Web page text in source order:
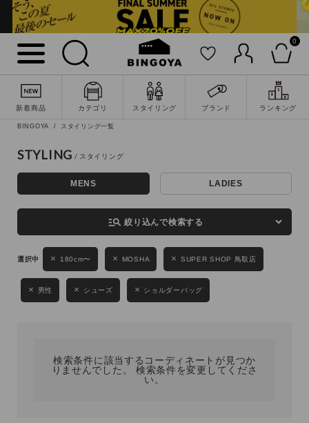
0
新着商品 カテゴリ スタイリング ブランド ランキング
詳細検索
キーワード
性別
MENS LADIES KIDS
BINGOYA スタイリング一覧
STYLING
MENS LADIES
manage_search 絞り込んで検索する
180cm〜 MOSHA SUPER SHOP 鳥取店
男性 シューズ ショルダーバッグ
検索条件に該当するコーディネートが見つか
りませんでした。 検索条件を変更してくださ
い。